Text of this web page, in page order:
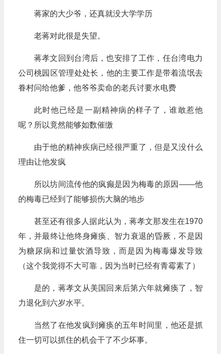
蒋家的大少爷，还真就没大学学历
老蒋对此很是失望。
蒋孝文回到台湾后，也安排了工作，任台湾电力
公司桃园区管理处处长，他的主要工作是带着流氓去
眷村问给他爹，他爷爷卖命的老兵讨要水电费
此时他已经是一副精神病的样子了，谁敢惹他
呢？所以竟然能够如数催缴
由于他的精神疾病已经很严重了，但是又没什么
理由让他发疯
所以坊间流传他的疯癫是因为梅毒的原因——他
的梅毒已经到了能够损伤大脑的地步
甚至还有很多人据此认为，蒋孝文那发生在1970
年，并最终让他终身瘫痪、智力衰退的昏厥，不是因
为糖尿病和过量饮酒导致，而是因为梅毒爆发导致
（这个我觉得不大可靠，因为当时已经有青霉素了）
是的，蒋孝文从美国回来后第六年就瘫痪了，智
力退化到六岁水平。
当然了在他发疯到瘫痪的五年时间里，他还是抓
住一切可以抓住的机会干了不少坏事。